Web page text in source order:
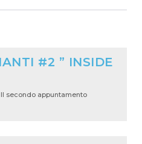
#2 ” INSIDE
secondo appuntamento